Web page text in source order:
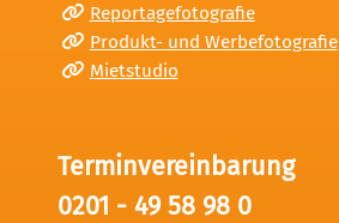
Reportagefotografie
Produkt- und Werbefotografie
Mietstudio
Terminvereinbarung
0201 - 49 58 98 0